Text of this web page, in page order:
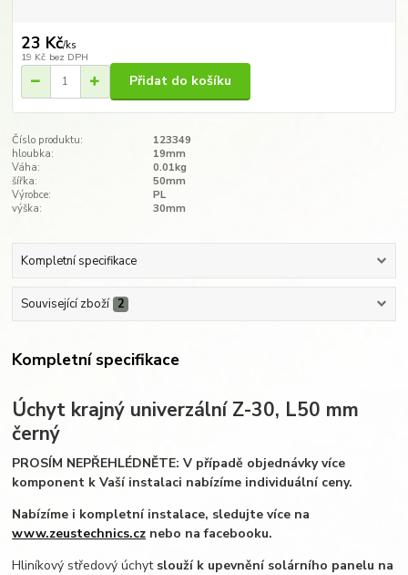
23 Kč/ks
19 Kč bez DPH
Přidat do košíku
Číslo produktu:
123349
hloubka:
19mm
Váha:
0.01kg
šířka:
50mm
Výrobce:
PL
výška:
30mm
Kompletní specifikace
Související zboží 2
Kompletní specifikace
Úchyt krajný univerzální Z-30, L50 mm
černý
PROSÍM NEPŘEHLÉDNĚTE: V případě objednávky více
komponent k Vaší instalaci nabízíme individuální ceny.
Nabízíme i kompletní instalace, sledujte více na
www.zeustechnics.cz nebo na facebooku.
Hliníkový středový úchyt slouží k upevnění solárního panelu na